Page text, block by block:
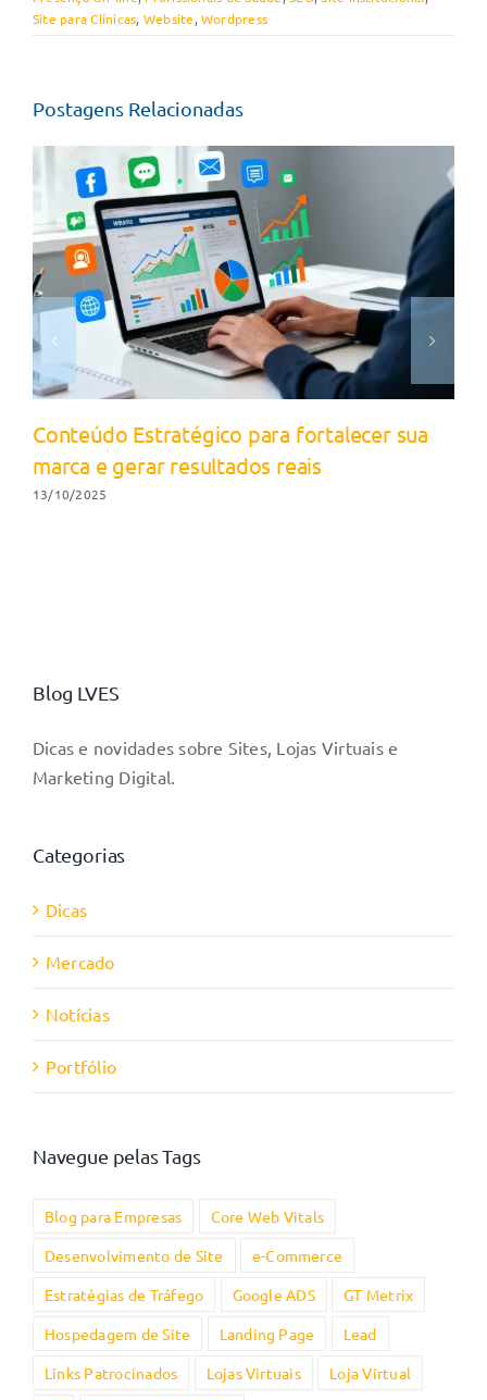
Site para Clínicas, Website, Wordpress
Postagens Relacionadas
Conteúdo Estratégico para fortalecer sua
marca e gerar resultados reais
13/10/2025
Blog LVES
Dicas e novidades sobre Sites, Lojas Virtuais e
Marketing Digital.
Categorias
Dicas
Mercado
Notícias
Portfólio
Navegue pelas Tags
Blog para Empresas
Core Web Vitals
Desenvolvimento de Site
e-Commerce
Estratégias de Tráfego
Google ADS
GT Metrix
Hospedagem de Site
Landing Page
Lead
Links Patrocinados
Lojas Virtuais
Loja Virtual